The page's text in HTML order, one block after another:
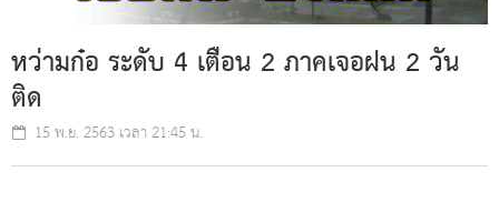
หว่ามก๋อ ระดับ 4 เตือน 2 ภาคเจอฝน 2 วัน
ติด
15 พ.ย. 2563 เวลา 21:45 น.